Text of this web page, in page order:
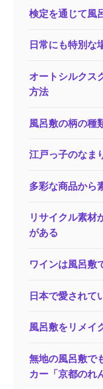
検定を通じて風
日常にも特別な
オートシルクス
方法
風呂敷の柄の種
江戸っ子のなま
多彩な商品から
リサイクル素材
がある
ワインは風呂敷
日本で愛されて
風呂敷をリメイ
無地の風呂敷で
カー「京都のれ